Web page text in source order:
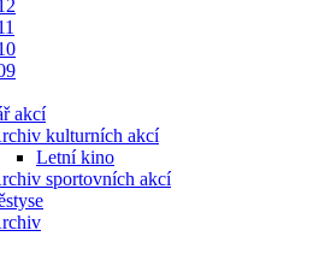
akcí
kulturních akcí
Letní kino
sportovních akcí